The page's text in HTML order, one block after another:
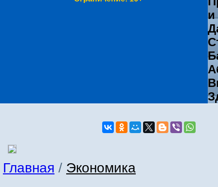
Главная / Экономика